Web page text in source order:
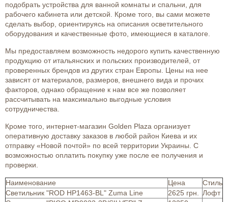
подобрать устройства для ванной комнаты и спальни, для
рабочего кабинета или детской. Кроме того, вы сами можете
сделать выбор, ориентируясь на описания осветительного
оборудования и качественные фото, имеющиеся в каталоге.
Мы предоставляем возможность недорого купить качественную
продукцию от итальянских и польских производителей, от
проверенных брендов из других стран Европы. Цены на нее
зависят от материалов, размеров, внешнего вида и прочих
факторов, однако обращение к нам все же позволяет
рассчитывать на максимально выгодные условия
сотрудничества.
Кроме того, интернет-магазин Golden Plaza организует
оперативную доставку заказов в любой район Киева и их
отправку «Новой почтой» по всей территории Украины. С
возможностью оплатить покупку уже после ее получения и
проверки.
Наименование Цена
Стиль
Светильник "ROD HP1463-BL" Zuma Line
2625 грн.
Лофт